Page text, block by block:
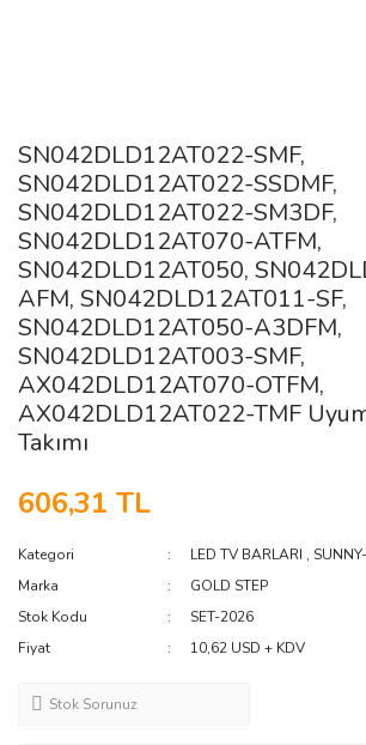
SN042DLD12AT022-SMF,
SN042DLD12AT022-SSDMF,
SN042DLD12AT022-SM3DF,
SN042DLD12AT070-ATFM,
SN042DLD12AT050,
AFM, SN042DLD12AT011-SF,
SN042DLD12AT050-A3DFM,
SN042DLD12AT003-SMF,
AX042DLD12AT070-OTFM,
AX042DLD12AT022-TMF
Takımı
606,31 TL
Kategori LED TV BARLARI ,
Marka
GOLD STEP
Stok Kodu
SET-2026
Fiyat
10,62 USD + KDV
Stok Sorunuz